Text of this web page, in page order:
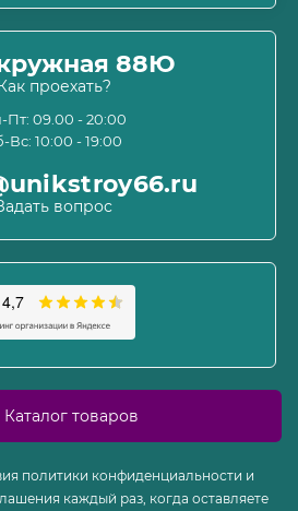
соглашение и оферта
88Ю
проехать?
Пт: 09.00 - 20:00
Вс: 10:00 - 19:00
вопрос
Каталог товаров
политики конфиденциальности и
каждый раз, когда оставляете